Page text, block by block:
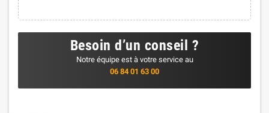
Besoin d’un conseil ?
Notre équipe est à votre service au
06 84 01 63 00